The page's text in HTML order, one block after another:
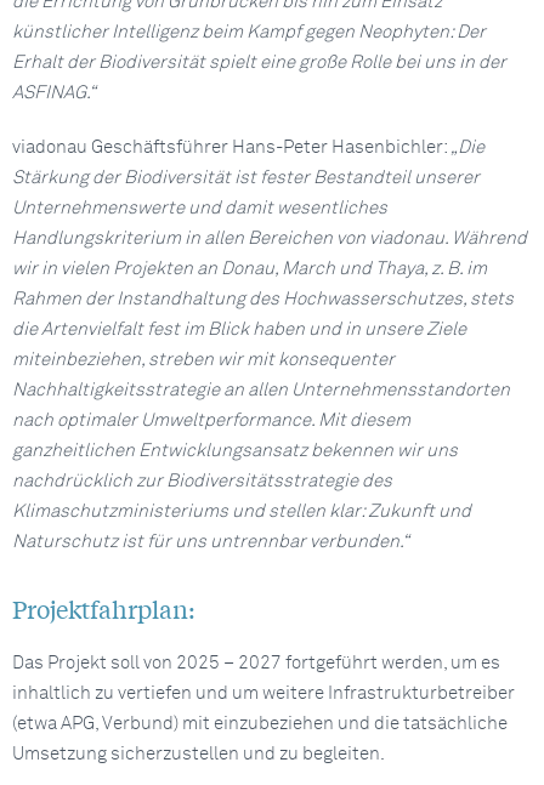
künstlicher Intelligenz beim Kampf gegen Neophyten: Der
Erhalt der Biodiversität spielt eine große Rolle bei uns in der
ASFINAG.“
viadonau Geschäftsführer Hans-Peter Hasenbichler: „Die
Stärkung der Biodiversität ist fester Bestandteil unserer
Unternehmenswerte und damit wesentliches
Handlungskriterium in allen Bereichen von viadonau. Während
wir in vielen Projekten an Donau, March und Thaya, z. B. im
Rahmen der Instandhaltung des Hochwasserschutzes, stets
die Artenvielfalt fest im Blick haben und in unsere Ziele
miteinbeziehen, streben wir mit konsequenter
Nachhaltigkeitsstrategie an allen Unternehmensstandorten
nach optimaler Umweltperformance. Mit diesem
ganzheitlichen Entwicklungsansatz bekennen wir uns
nachdrücklich zur Biodiversitätsstrategie des
Klimaschutzministeriums und stellen klar: Zukunft und
Naturschutz ist für uns untrennbar verbunden.“
Projektfahrplan:
Das Projekt soll von 2025 – 2027 fortgeführt werden, um es
inhaltlich zu vertiefen und um weitere Infrastrukturbetreiber
(etwa APG, Verbund) mit einzubeziehen und die tatsächliche
Umsetzung sicherzustellen und zu begleiten.